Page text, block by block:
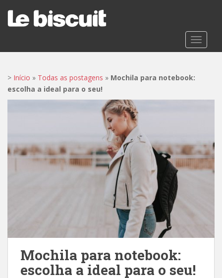
t
> Início » Todas as postagens » Mochila para notebook:
escolha a ideal para o seu!
Mochila para notebook:
escolha a ideal para o seu!